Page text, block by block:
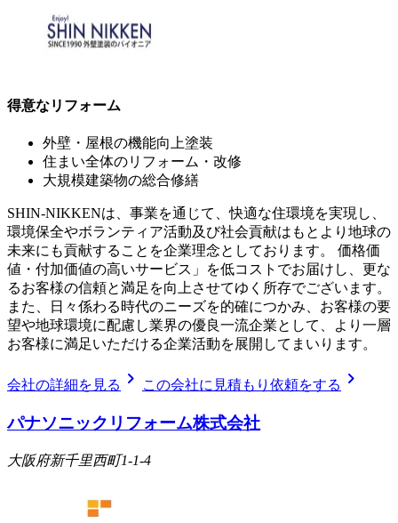
得意なリフォーム
外壁・屋根の機能向上塗装
住まい全体のリフォーム・改修
大規模建築物の総合修繕
SHIN-NIKKENは、事業を通じて、快適な住環境を実現し、
環境保全やボランティア活動及び社会貢献はもとより地球の
未来にも貢献することを企業理念としております。 価格価
値・付加価値の高いサービス」を低コストでお届けし、更な
るお客様の信頼と満足を向上させてゆく所存でございます。
また、日々係わる時代のニーズを的確につかみ、お客様の要
望や地球環境に配慮し業界の優良一流企業として、より一層
お客様に満足いただける企業活動を展開してまいります。
会社の詳細を見る chevron_right この会社に見積もり依頼をする chevron_right
パナソニックリフォーム株式会社
大阪府新千里西町1-1-4